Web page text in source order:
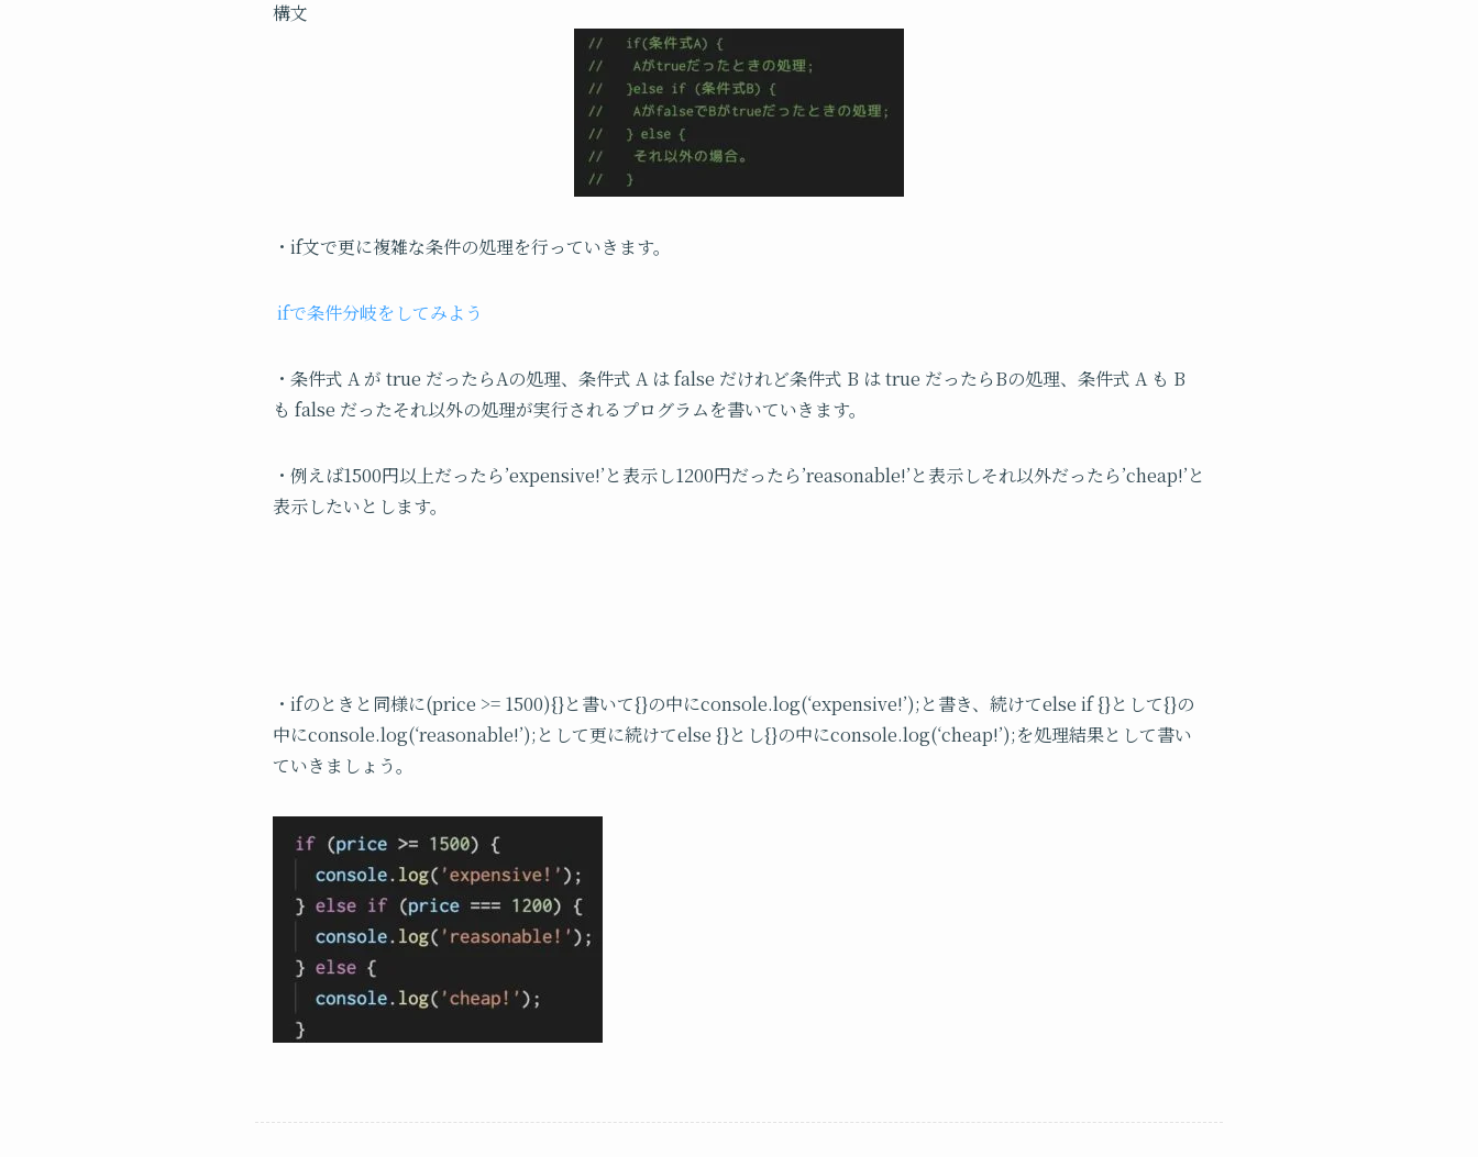
構文
・if文で更に複雑な条件の処理を行っていきます。
ifで条件分岐をしてみよう
・条件式 A が true だったらAの処理、条件式 A は false だけれど条件式 B は true だったらBの処理、条件式 A も B
も false だったそれ以外の処理が実行されるプログラムを書いていきます。
・例えば1500円以上だったら’expensive!’と表示し1200円だったら’reasonable!’と表示しそれ以外だったら’cheap!’と
表示したいとします。
・ifのときと同様に(price >= 1500){}と書いて{}の中にconsole.log(‘expensive!’);と書き、続けてelse if {}として{}の
中にconsole.log(‘reasonable!’); として更に続けてelse {}とし{}の中にconsole.log(‘cheap!’);を処理結果として書い
ていきましょう。